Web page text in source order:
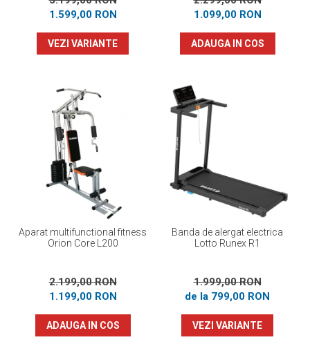
1.599,00 RON
VEZI VARIANTE
1.099,00 RON
ADAUGA IN COS
Aparat multifunctional fitness
Orion Core L200
2.199,00 RON
1.199,00 RON
ADAUGA IN COS
Banda de alergat electrica
Lotto Runex R1
1.999,00 RON
de la 799,00 RON
VEZI VARIANTE